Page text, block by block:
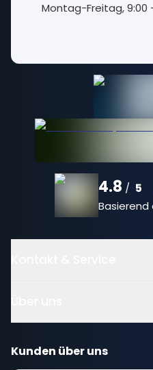
⁠Montag-Freitag, 9:00
4.8 / 5
Basierend
Kunden über uns